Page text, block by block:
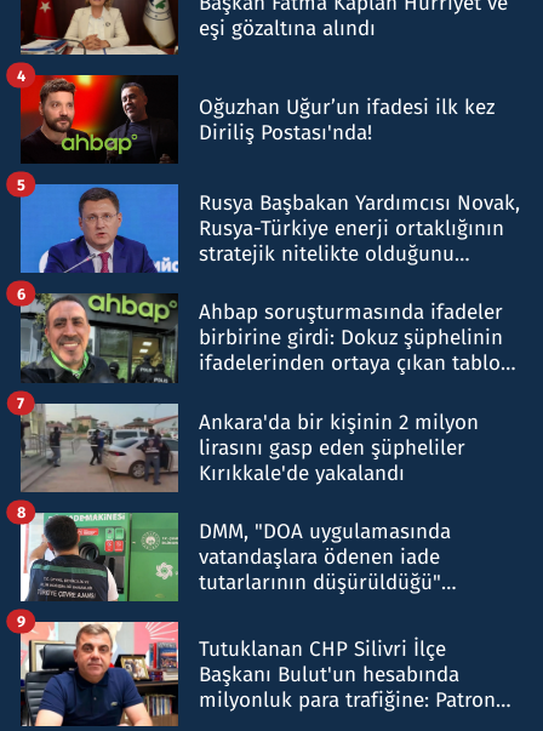
eşi gözaltına alındı
Oğuzhan Uğur’un ifadesi ilk kez
Diriliş Postası'nda!
4
Rusya Başbakan Yardımcısı Novak,
Rusya-Türkiye enerji ortaklığının
stratejik nitelikte olduğunu
5
Ahbap soruşturmasında ifadeler
birbirine girdi: Dokuz şüphelinin
ifadelerinden ortaya çıkan tablo
6
Ankara'da bir kişinin 2 milyon
lirasını gasp eden şüpheliler
Kırıkkale'de yakalandı
7
DMM, "DOA uygulamasında
vatandaşlara ödenen iade
tutarlarının düşürüldüğü"
8
Tutuklanan CHP Silivri İlçe
Başkanı Bulut'un hesabında
milyonluk para trafiğine: Patron
9